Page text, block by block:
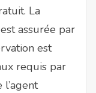
La
assurée par
est
requis par